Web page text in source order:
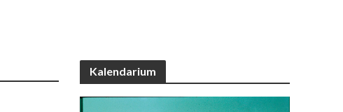
Kalendarium